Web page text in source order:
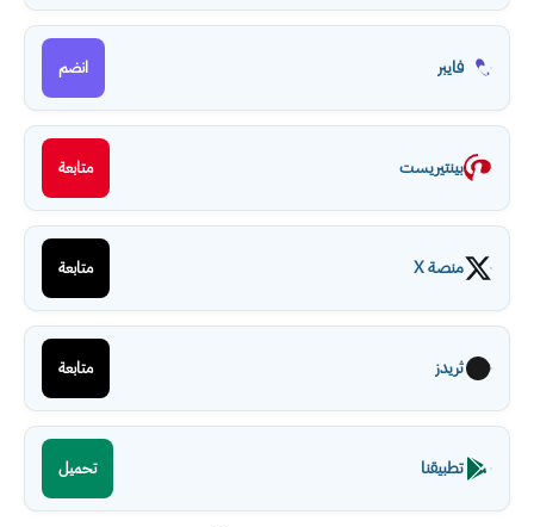
فايبر انضم
بينتيريست متابعة
منصة X متابعة
ثريدز متابعة
تطبيقنا تحميل